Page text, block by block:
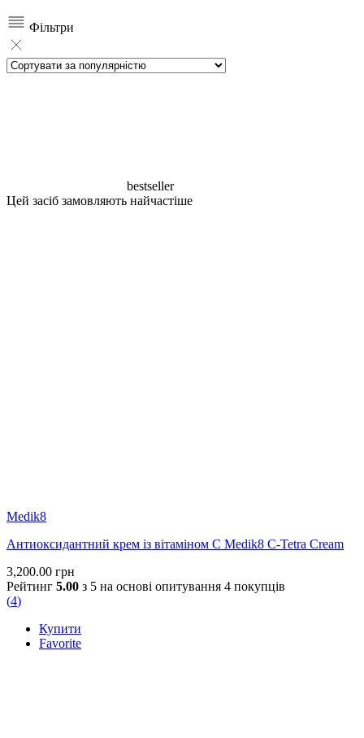
Фільтри
bestseller
Цей засіб замовляють найчастіше
Medik8
Антиоксидантний крем із вітаміном С Medik8 C-Tetra Cream
3,200.00 грн
Рейтинг 5.00 з 5 на основі опитування 4 покупців
(4)
Купити
Favorite